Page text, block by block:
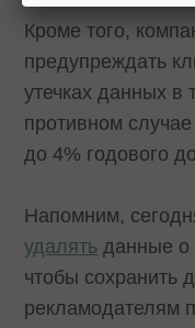
Кроме того,
предупреждать
утечках данных в
противном
до 4% годового
Напомним,
удалять данные о
чтобы сохранить
рекламодателям